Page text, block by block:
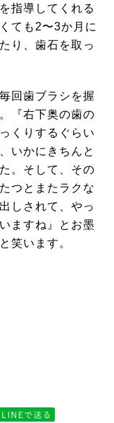
指導してくれる
ても2〜3か月に
り、歯石を取っ
回歯ブラシを握
『右下奥の歯の
くりするぐらい
いかにきちんと
。そして、その
つとまたラクな
しされて、やっ
ますね』とお墨
笑います。